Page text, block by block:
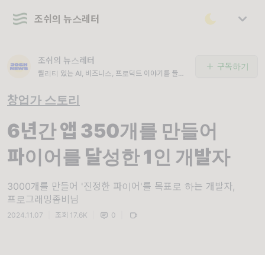
조쉬의 뉴스레터
조쉬의 뉴스레터
퀄리티 있는 AI, 비즈니스, 프로덕트 이야기를 들려
구독하기
창업가 스토리
6년간 앱 350개를 만들어
파이어를 달성한 1인 개발자
3000개를 만들어 '진정한 파이어'를 목표로 하는 개발자,
프로그래밍좀비님
2024.11.07 조회 17.6K 0